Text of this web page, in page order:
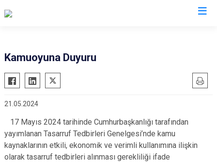
Kamuoyuna Duyuru
21.05.2024
17 Mayıs 2024 tarihinde Cumhurbaşkanlığı tarafından
yayımlanan Tasarruf Tedbirleri Genelgesi’nde kamu
kaynaklarının etkili, ekonomik ve verimli kullanımına ilişkin
olarak tasarruf tedbirleri alınması gerekliliği ifade